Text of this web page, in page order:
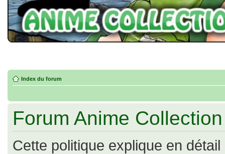
Index du forum
Forum Anime
Cette politique explique en